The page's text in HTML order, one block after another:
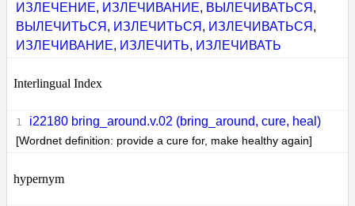
ИЗЛЕЧЕНИЕ, ИЗЛЕЧИВАНИЕ, ВЫЛЕЧИВАТЬСЯ ,
ВЫЛЕЧИТЬСЯ , ИЗЛЕЧИТЬСЯ , ИЗЛЕЧИВАТЬСЯ ,
ИЗЛЕЧИВАНИЕ, ИЗЛЕЧИТЬ, ИЗЛЕЧИВАТЬ
Interlingual Index
i22180 bring_around.v.02 (bring_around, cure, heal)
[Wordnet definition: provide a cure for, make healthy again]
hypernym